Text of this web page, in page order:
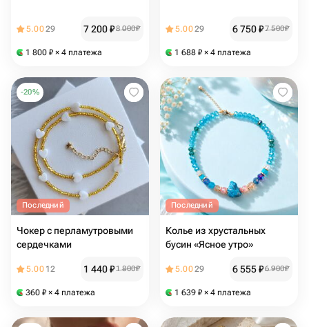
5.0029 7 200₽8 000₽
1 800 ₽ × 4 платежа
5.0029 6 750₽7 500₽
1 688 ₽ × 4 платежа
-20%
Последний
Чокер с перламутровыми
сердечками
5.00 12 1 440₽1 800₽
360 ₽ × 4 платежа
Последний
Колье из хрустальных
бусин «Ясное утро»
5.0029 6 555₽6 900₽
1 639 ₽ × 4 платежа